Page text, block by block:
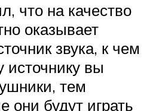
что на качество
оказывает
звука, к чем
вы
тем
они будут играть